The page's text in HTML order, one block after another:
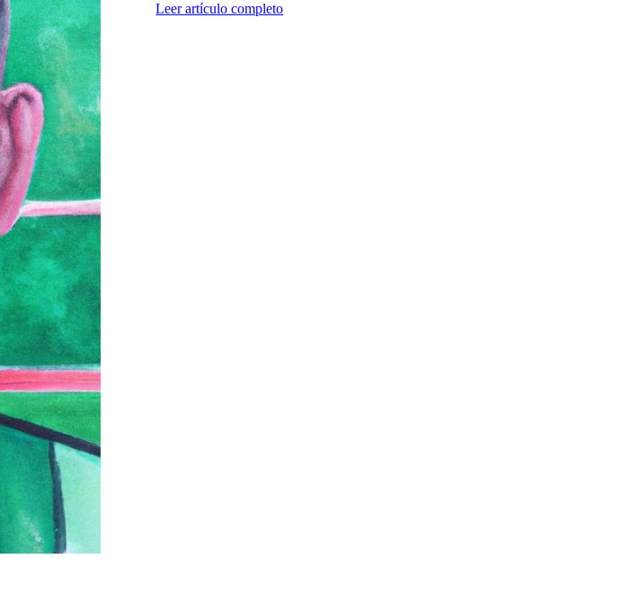
Leer artículo completo